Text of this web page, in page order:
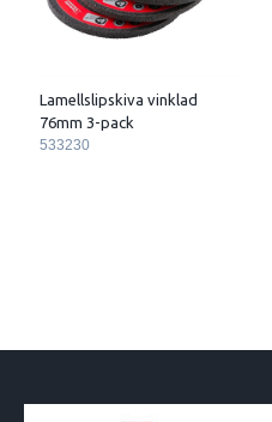
Lamellslipskiva vinklad
76mm 3-pack
533230